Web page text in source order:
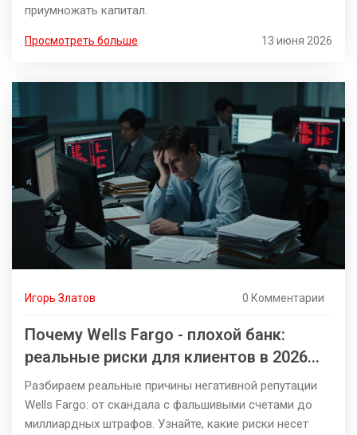
приумножать капитал.
Просмотреть больше 13 июня 2026
Игорь Златов 0 Комментарии
Почему Wells Fargo - плохой банк:
реальные риски для клиентов в 2026
году
Разбираем реальные причины негативной репутации
Wells Fargo: от скандала с фальшивыми счетами до
миллиардных штрафов. Узнайте, какие риски несет